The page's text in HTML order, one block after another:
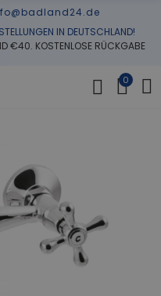
IN DEUTSCHLAND!
€40. KOSTENLOSE RÜCKGABE
0